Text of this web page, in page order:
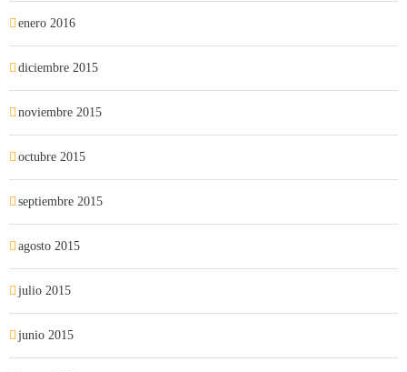
enero 2016
diciembre 2015
noviembre 2015
octubre 2015
septiembre 2015
agosto 2015
julio 2015
junio 2015